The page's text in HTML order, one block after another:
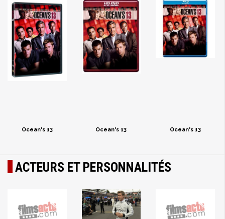
Ocean's 13 Ocean's 13 Ocean's 13
ACTEURS ET PERSONNALITÉS